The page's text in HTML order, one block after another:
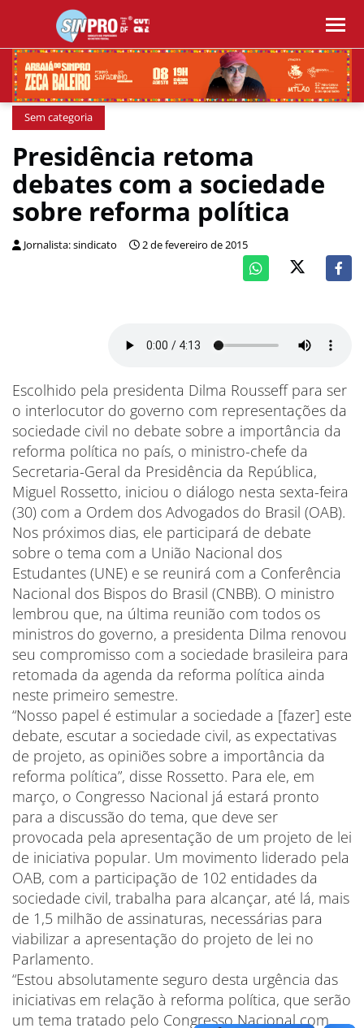
Sem categoria
Presidência retoma
debates com a sociedade
sobre reforma política
Jornalista: sindicato 2 de fevereiro de 2015
Escolhido pela presidenta Dilma Rousseff para ser
o interlocutor do governo com representações da
sociedade civil no debate sobre a importância da
reforma política no país, o ministro-chefe da
Secretaria-Geral da Presidência da República,
Miguel Rossetto, iniciou o diálogo nesta sexta-feira
(30) com a Ordem dos Advogados do Brasil (OAB).
Nos próximos dias, ele participará de debate
sobre o tema com a União Nacional dos
Estudantes (UNE) e se reunirá com a Conferência
Nacional dos Bispos do Brasil (CNBB). O ministro
lembrou que, na última reunião com todos os
ministros do governo, a presidenta Dilma renovou
seu compromisso com a sociedade brasileira para
retomada da agenda da reforma política ainda
neste primeiro semestre.
“Nosso papel é estimular a sociedade a [fazer] este
debate, escutar a sociedade civil, as expectativas
de projeto, as opiniões sobre a importância da
reforma política”, disse Rossetto. Para ele, em
março, o Congresso Nacional já estará pronto
para a discussão do tema, que deve ser
provocada pela apresentação de um projeto de lei
de iniciativa popular. Um movimento liderado pela
OAB, com a participação de 102 entidades da
sociedade civil, trabalha para alcançar, até lá, mais
de 1,5 milhão de assinaturas, necessárias para
viabilizar a apresentação do projeto de lei no
Parlamento.
“Estou absolutamente seguro desta urgência das
iniciativas em relação à reforma política, que serão
um tema tratado pelo Congresso Nacional com